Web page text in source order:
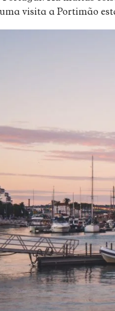
visita a Portimão